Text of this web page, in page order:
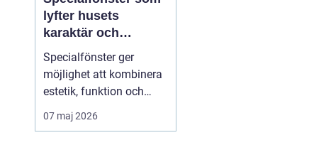
lyfter husets
karaktär och
komfort
Specialfönster ger
möjlighet att kombinera
estetik, funktion och
energieffektivitet på ett
sätt som
07 maj 2026